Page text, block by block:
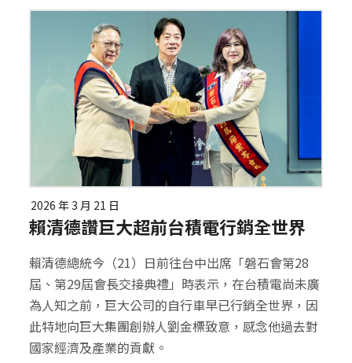
2026 年 3 月 21 日
賴清德讚巨大超前台積電行銷全世界
賴清德總統今（21）日前往台中出席「磐石會第28
屆、第29屆會長交接典禮」時表示，在台積電尚未廣
為人知之前，巨大公司的自行車早已行銷全世界，因
此特地向巨大集團創辦人劉金標致意，感念他過去對
國家經濟及產業的貢獻。